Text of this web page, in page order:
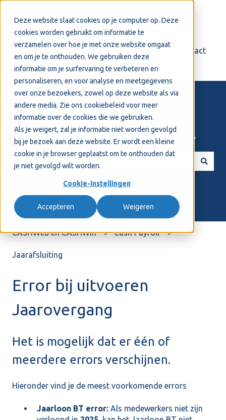
Deze website slaat cookies op je computer op. Deze
cookies worden gebruikt om informatie te
verzamelen over hoe je met onze website omgaat
en om je te onthouden. We gebruiken deze
informatie om je surfervaring te verbeteren en
personaliseren, en voor analyse en meetgegevens
over onze bezoekers, zowel op deze website als via
andere media. Zie ons cookiebeleid voor meer
informatie over de cookies die we gebruiken.
Als je weigert, zal je informatie niet worden gevolgd
bij je bezoek aan deze website. Er wordt een kleine
cookie in je browser geplaatst om te onthouden dat
je niet gevolgd wilt worden.
Cookie-instellingen
Accepteren Weigeren
Support Contact
Welkom! Hoe kunnen we je helpen?
CASHWeb en CASHWin Cash Payroll
Jaarafsluiting
Error bij uitvoeren
Jaarovergang
Het is mogelijk dat er één of
meerdere errors verschijnen.
Hieronder vind je de meest voorkomende errors
Jaarloon BT error: Als medewerkers niet zijn